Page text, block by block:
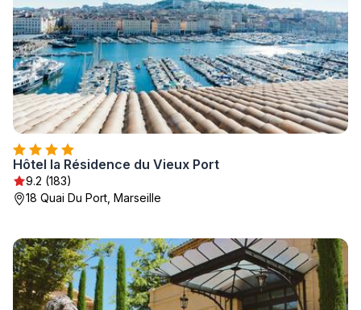
Hôtel la Résidence du Vieux Port
9.2 (183)
18 Quai Du Port, Marseille